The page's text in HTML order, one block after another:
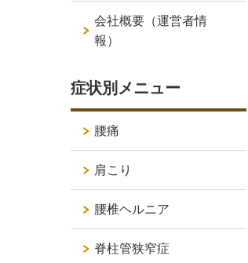
会社概要（運営者情
報）
症状別メニュー
腰痛
肩こり
腰椎ヘルニア
脊柱管狭窄症